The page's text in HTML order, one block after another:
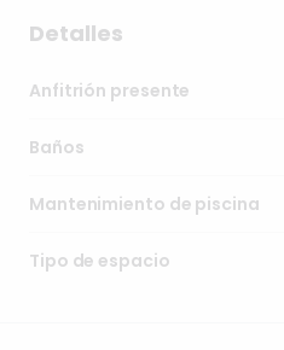
Detalles
Anfitrión presente
Baños
Mantenimiento de piscina
Tipo de espacio